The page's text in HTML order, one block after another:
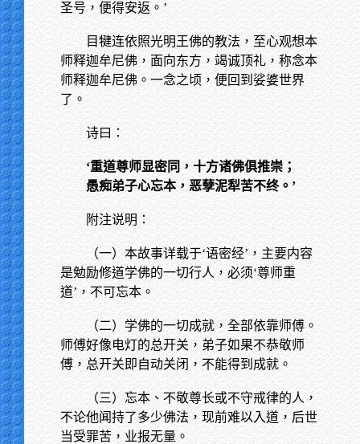
圣号，便得安返。’
目犍连依照光明王佛的教法，至心观想本
师释迦牟尼佛，面向东方，竭诚顶礼，称念本
师释迦牟尼佛。一念之顷，便回到娑婆世界
了。
诗曰：
‘重道尊师显密同，十方诸佛俱推崇；
愚痴弟子心忘本，恶孽泥犁苦不终。’
附注说明：
（一）本故事详载于‘语密经’，主要内容
是勉励修道学佛的一切行人，必须‘尊师重
道’，不可忘本。
（二）学佛的一切成就，全部依靠师傅。
师傅好像电灯的总开关，弟子如果不恭敬师
傅，总开关即自动关闭，不能得到成就。
（三）忘本、不敬尊长或不守戒律的人，
不论他闻持了多少佛法，现前难以入道，后世
当受罪苦，业报无量。